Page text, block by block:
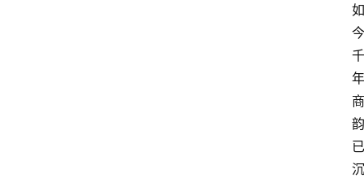
如
今
千
年
商
韵
已
沉